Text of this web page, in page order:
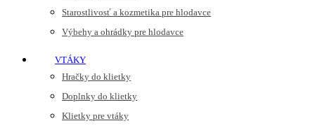
Starostlivosť a kozmetika pre hlodavce
Výbehy a ohrádky pre hlodavce
VTÁKY
Hračky do klietky
Doplnky do klietky
Klietky pre vtáky